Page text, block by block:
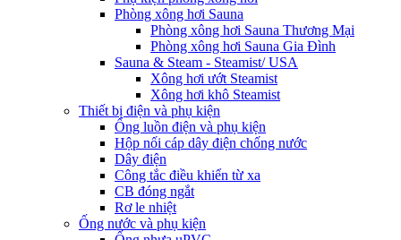
Phòng xông hơi Sauna
Phòng xông hơi Sauna Thương Mại
Phòng xông hơi Sauna Gia Đình
Sauna & Steam - Steamist/ USA
Xông hơi ướt Steamist
Xông hơi khô Steamist
Thiết bị điện và phụ kiện
Ống luồn điện và phụ kiện
Hộp nối cáp dây điện chống nước
Dây điện
Công tắc điều khiển từ xa
CB đóng ngắt
Rơ le nhiệt
Ống nước và phụ kiện